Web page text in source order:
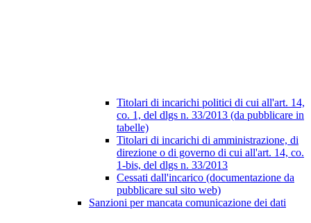
Titolari di incarichi politici di cui all'art. 14,
co. 1, del dlgs n. 33/2013 (da pubblicare in
tabelle)
Titolari di incarichi di amministrazione, di
direzione o di governo di cui all'art. 14, co.
1-bis, del dlgs n. 33/2013
Cessati dall'incarico (documentazione da
pubblicare sul sito web)
Sanzioni per mancata comunicazione dei dati